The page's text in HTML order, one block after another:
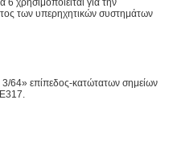
χρησιμοποιείται για την
των υπερηχητικών συστημάτων
3/64» επίπεδος-κατώτατων σημείων